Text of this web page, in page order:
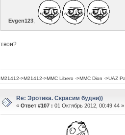
Evgen123
твои?
M21412->M21412->MMC Libero ->MMC Dion ->UAZ
Re: Эротика. Скрасим будни))
« Ответ #107 : 01 Октябрь 2012, 00:49:44 »